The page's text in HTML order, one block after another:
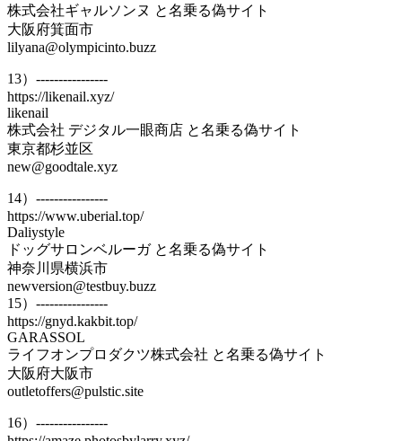
株式会社ギャルソンヌ と名乗る偽サイト
大阪府箕面市
lilyana@olympicinto.buzz
13）----------------
https://likenail.xyz/
likenail
株式会社 デジタル一眼商店 と名乗る偽サイト
東京都杉並区
new@goodtale.xyz
14）----------------
https://www.uberial.top/
Daliystyle
ドッグサロンベルーガ と名乗る偽サイト
神奈川県横浜市
newversion@testbuy.buzz
15）----------------
https://gnyd.kakbit.top/
GARASSOL
ライフオンプロダクツ株式会社 と名乗る偽サイト
大阪府大阪市
outletoffers@pulstic.site
16）----------------